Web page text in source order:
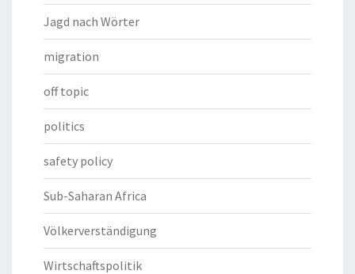
Jagd nach Wörter
migration
off topic
politics
safety policy
Sub-Saharan Africa
Völkerverständigung
Wirtschaftspolitik